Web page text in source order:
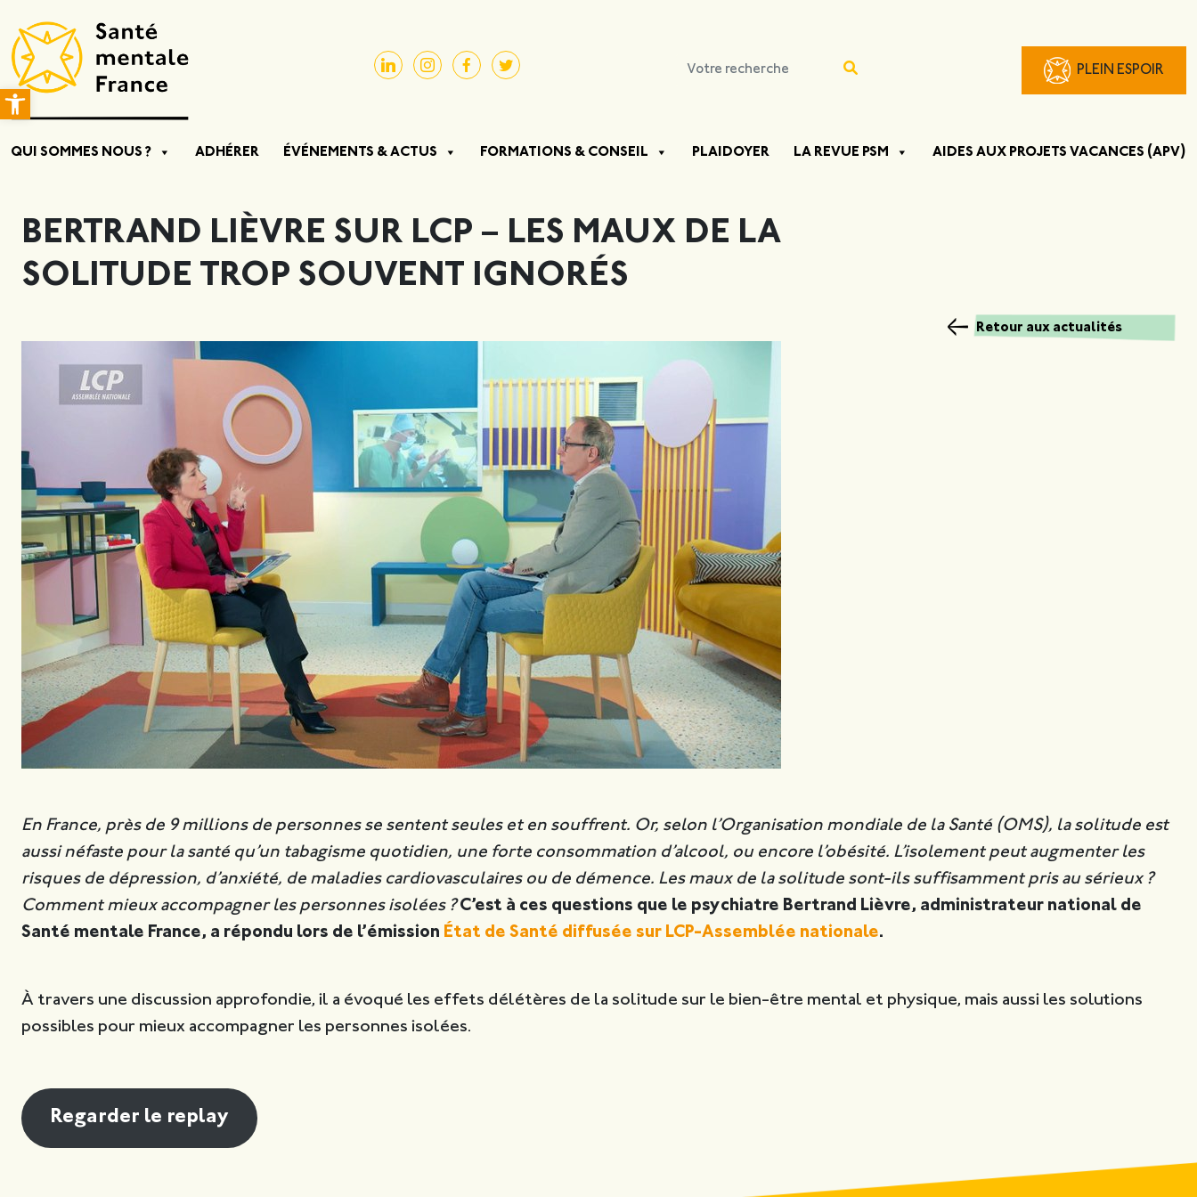
Ouvrir la barre d’outils
PLEIN ESPOIR
QUI SOMMES NOUS ? ADHÉRER ÉVÉNEMENTS & ACTUS FORMATIONS & CONSEIL PLAIDOYER LA REVUE PSM AIDES AUX PROJETS VACANCES (APV)
BERTRAND LIÈVRE SUR LCP – LES MAUX DE LA
SOLITUDE TROP SOUVENT IGNORÉS
Retour aux actualités
En France, près de 9 millions de personnes se sentent seules et en souffrent. Or, selon l’Organisation mondiale de la Santé (OMS), la solitude est
aussi néfaste pour la santé qu’un tabagisme quotidien, une forte consommation d’alcool, ou encore l’obésité. L’isolement peut augmenter les
risques de dépression, d’anxiété, de maladies cardiovasculaires ou de démence. Les maux de la solitude sont-ils suffisamment pris au sérieux ?
Comment mieux accompagner les personnes isolées ?C’est à ces questions que le psychiatre Bertrand Lièvre, administrateur national de
Santé mentale France, a répondu lors de l’émission État de Santé diffusée sur LCP-Assemblée nationale.
À travers une discussion approfondie, il a évoqué les effets délétères de la solitude sur le bien-être mental et physique, mais aussi les solutions
possibles pour mieux accompagner les personnes isolées.
Regarder le replay